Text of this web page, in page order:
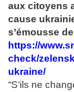
aux citoyens
cause
s’émousse
https://
check/
ukraine/
“S’ils ne